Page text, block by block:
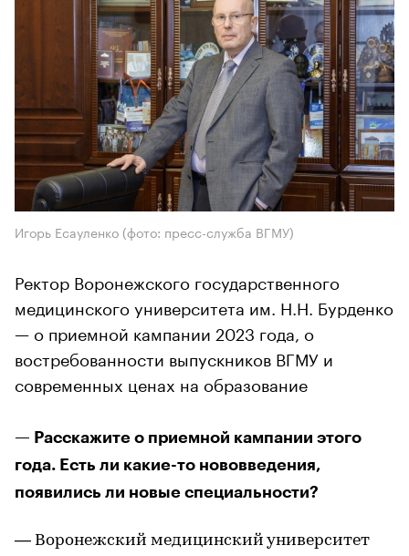
Игорь Есауленко (фото: пресс-служба ВГМУ)
Ректор Воронежского государственного
медицинского университета им. Н.Н. Бурденко
— о приемной кампании 2023 года, о
востребованности выпускников ВГМУ и
современных ценах на образование
— Расскажите о приемной кампании этого
года. Есть ли какие-то нововведения,
появились ли новые специальности?
— Воронежский медицинский университет